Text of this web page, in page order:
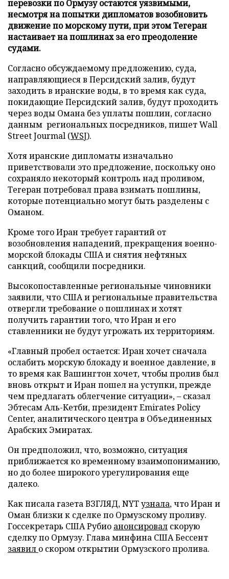
перевозки по Ормузу остаются уязвимыми,
несмотря на попытки дипломатов возобновить
движение по морскому пути, при этом Тегеран
настаивает на пошлинах за его преодоление
судами.
Согласно обсуждаемому предложению, суда,
направляющиеся в Персидский залив, будут
заходить в иранские воды, в то время как суда,
покидающие Персидский залив, будут проходить
через воды Омана без уплаты пошлин, согласно
данным региональных посредников, пишет Wall
Street Jourmal (WSJ).
Хотя иранские дипломаты изначально
приветствовали это предложение, поскольку оно
сохраняло некоторый контроль над проливом,
Тегеран потребовал права взимать пошлины,
которые потенциально могут быть разделены с
Оманом.
Кроме того Иран требует гарантий от
возобновления нападений, прекращения военно-
морской блокады США и снятия нефтяных
санкций, сообщили посредники.
Высокопоставленные региональные чиновники
заявили, что США и региональные правительства
отвергли требование о пошлинах и хотят
получить гарантии того, что Иран и его
ставленники не будут угрожать их территориям.
«Главный пробел остается: Иран хочет сначала
ослабить морскую блокаду и военное давление, в
то время как Вашингтон хочет, чтобы пролив был
вновь открыт и Иран пошел на уступки, прежде
чем предлагать облегчение ситуации», – сказал
Эбтесам Аль-Кетби, президент Emirates Policy
Center, аналитического центра в Объединенных
Арабских Эмиратах.
Он предположил, что, возможно, ситуация
приближается ко временному взаимопониманию,
но до более широкого урегулирования еще
далеко.
Как писала газета ВЗГЛЯД, NYTузнала, что Иран и
Оман близки к сделке по Ормузскому проливу.
Госсекретарь США Рубио анонсировал скорую
сделку по Ормузу. Глава минфина США Бессент
заявил о скором открытии Ормузского пролива.